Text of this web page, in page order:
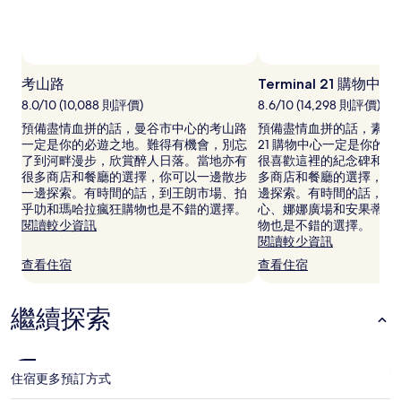
供
應
情
現
變
可
有
其
條
款。
考山路
8.0/10 (10,088 則評價)
預備盡情血拼的話，曼谷市中心的考山路
一定是你的必遊之地。難得有機會，別忘
了到河畔漫步，欣賞醉人日落。當地亦有
很多商店和餐廳的選擇，你可以一邊散步
一邊探索。有時間的話，到王朗市場、拍
乎叻和瑪哈拉瘋狂購物也是不錯的選擇。
閱讀較少資訊
查看住宿
Terminal 21 購物中心
8.6/10 (14,298 則評價)
預備盡情血拼的話，素坤
21 購物中心一定是你的
很喜歡這裡的紀念碑和畫
多商店和餐廳的選擇，你
邊探索。有時間的話，到
心、娜娜廣場和安果蒂爾
物也是不錯的選擇。
閱讀較少資訊
查看住宿
繼續探索
住宿更多預訂方式